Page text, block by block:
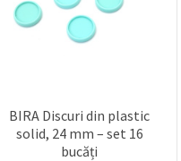
BIRA Discuri din plastic
solid, 24 mm – set 16
bucăți